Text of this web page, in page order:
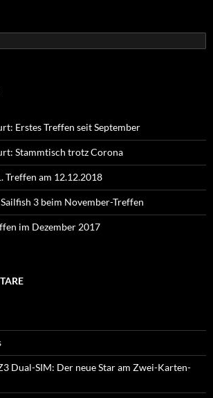
Erstes Treffen seit September
Stammtisch trotz Corona
Treffen am 12.12.2018
3 beim November-Treffen
im Dezember 2017
Dual-SIM: Der neue Star am Zwei-Karten-